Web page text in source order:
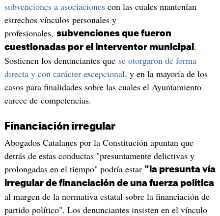
subvenciones a asociacionescon las cuales mantenían
estrechos vínculos personales y
profesionales, subvenciones que fueron
cuestionadas por el interventor municipal .
Sostienen los denunciantes que se otorgaron de forma
directa y con carácter excepcional, y en la mayoría de los
casos para finalidades sobre las cuales el Ayuntamiento
carece de competencias.
Financiación irregular
Abogados Catalanes por la Constitución apuntan que
detrás de estas conductas "presuntamente delictivas y
prolongadas en el tiempo" podría estar "la presunta vía
irregular de financiación de una fuerza política
al margen de la normativa estatal sobre la financiación de
partido político". Los denunciantes insisten en el vínculo